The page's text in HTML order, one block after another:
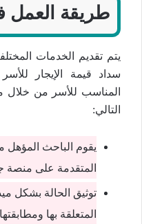
طريقة
يتم تقديم الخدمات
سداد قيمة الإيجار
المناسب للأسر من
التالي:
يقوم الباحث المؤهل
المتقدمة على منصة
توثيق الحالة بشكل
المتعلقة بها